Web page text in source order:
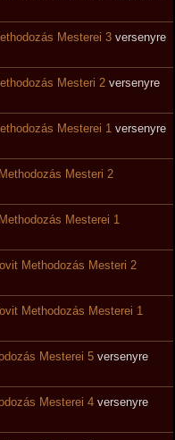
Mesterei 3 versenyre
Mesteri 2 versenyre
Mesterei 1 versenyre
Mesteri 2
Mesterei 1
Methodozás Mesteri 2
Methodozás Mesterei 1
Mesterei 5 versenyre
Mesterei 4 versenyre